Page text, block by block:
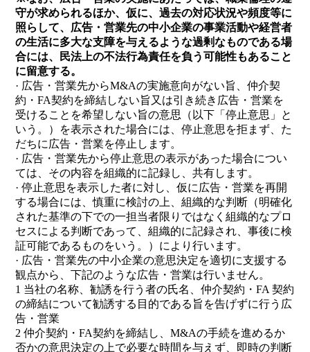
守が求められるほか、仮に、過去の対応状況や頻度等に
照らして、広告・営業先の中小企業の事業活動や経営者
の生活に多大な支障を与えるような過剰なものである場
合には、民法上の不法行為責任を負う可能性もあること
に留意する。
· 広告・営業先からM&Aの実施意向がない旨、仲介契
約・FA契約を締結しない旨又は引き続き広告・営業を
受けることを希望しない旨の意思（以下「停止意思」と
いう。）を表示された場合には、停止意思を拒まず、た
だちに広告・営業を停止します。
· 広告・営業先から停止意思の表示があった場合につい
ては、その内容を組織的に記録し、共有します。
· 停止意思を表示した者に対し、仮に広告・営業を再開
する場合には、慎重に検討の上、組織的な判断（明確化
された基準の下での一担当者限りではなく組織的なプロ
セスによる判断であって、組織的に記録され、事後に検
証可能であるものをいう。）により行います。
· 広告・営業先の中小企業の意思決定を適切に支援する
観点から、下記のような広告・営業は行いません。
1 当社の名称、勧誘を行う者の氏名、仲介契約・FA 契約
の締結について勧誘する目的である旨を告げずに行う広
告・営業
2 仲介契約・FA契約を締結し、M&Aの手続を進めるか
否かの意思決定の上で必要な時間を与えず、即時の判断